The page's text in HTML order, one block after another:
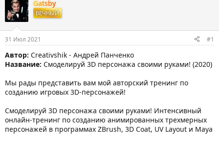
о
р
м
ы
а
н
а
л
а
Gatsby
ВЕЧНЫЙ
31 Июл 2021 #1
Автор: Creativshik - Андрей Панченко
Название: Смоделируй 3D персонажа своими руками! (2020)
Мы рады представить вам мой авторский тренинг по
созданию игровых 3D-персонажей!
Смоделируй 3D персонажа своими руками! Интенсивный
онлайн-тренинг по созданию анимированных трехмерных
персонажей в программах ZBrush, 3D Coat, UV Layout и Maya